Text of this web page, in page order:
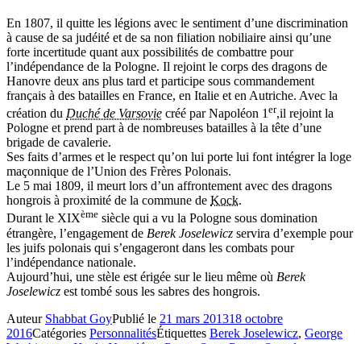
En 1807, il quitte les légions avec le sentiment d’une discrimination
à cause de sa judéité et de sa non filiation nobiliaire ainsi qu’une
forte incertitude quant aux possibilités de combattre pour
l’indépendance de la Pologne. Il rejoint le corps des dragons de
Hanovre deux ans plus tard et participe sous commandement
français à des batailles en France, en Italie et en Autriche. Avec la
création du Duché de Varsovie créé par Napoléon 1 er,il rejoint la
Pologne et prend part à de nombreuses batailles à la tête d’une
brigade de cavalerie.
Ses faits d’armes et le respect qu’on lui porte lui font intégrer la loge
maçonnique de l’Union des Frères Polonais.
Le 5 mai 1809, il meurt lors d’un affrontement avec des dragons
hongrois à proximité de la commune de Kock.
Durant le XIXème siècle qui a vu la Pologne sous domination
étrangère, l’engagement de Berek Joselewicz servira d’exemple pour
les juifs polonais qui s’engageront dans les combats pour
l’indépendance nationale.
Aujourd’hui, une stèle est érigée sur le lieu même où Berek
Joselewicz est tombé sous les sabres des hongrois.
Auteur Shabbat GoyPublié le 21 mars 201318 octobre
2016Catégories PersonnalitésÉtiquettes Berek Joselewicz, George